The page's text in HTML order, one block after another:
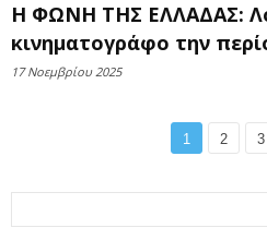
Η ΦΩΝΗ ΤΗΣ ΕΛΛΑΔΑΣ:
κινηματογράφο την
17 Νοεμβρίου 2025
1 2 3